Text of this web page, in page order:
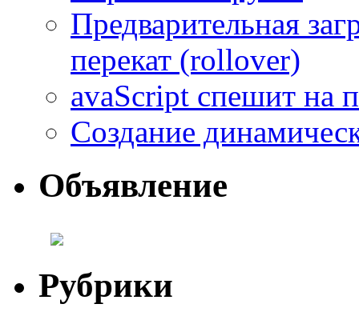
Предварительная
перекат (rollover)
avaScript спешит
Создание
Объявление
Рубрики